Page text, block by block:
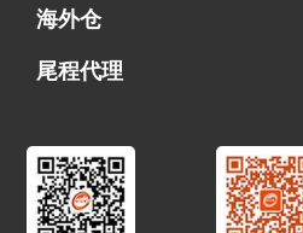
FBA专线直送
超大件专线
AWD专线
电池专线
海外仓
一件代发
FBA中转
贴标换标
拆柜/存储
尾程代理